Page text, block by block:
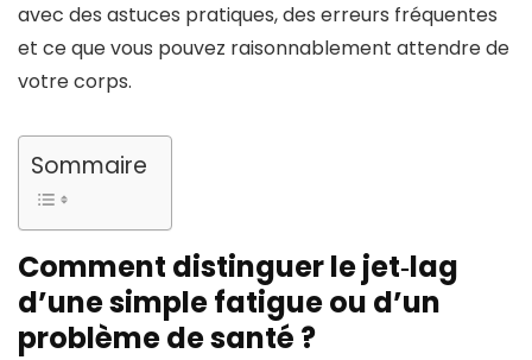
avec des astuces pratiques, des erreurs fréquentes
et ce que vous pouvez raisonnablement attendre de
votre corps.
Sommaire
Comment distinguer le jet‑lag
d’une simple fatigue ou d’un
problème de santé ?